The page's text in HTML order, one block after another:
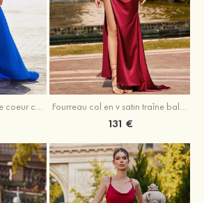
Trumpette/Sirène cache coeur charmeuse traîne balayage robe de bal Fourreau col en v satin traîne balayage robe de bal
131 €